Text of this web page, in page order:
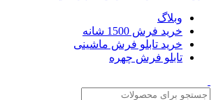
وبلاگ
خرید فرش 1500 شانه
خرید تابلو فرش ماشینی
تابلو فرش چهره